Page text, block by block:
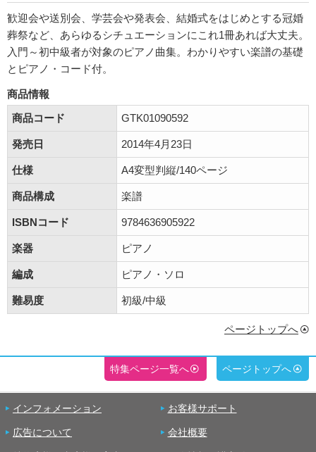
歓迎会や送別会、学芸会や発表会、結婚式をはじめとする冠婚
葬祭など、あらゆるシチュエーションにこれ1冊あれば大丈夫。
入門～初中級者が対象のピアノ曲集。わかりやすい楽譜の基礎
とピアノ・コード付。
商品情報
商品コード
GTK01090592
発売日 2014年4月23日
仕様 A4変型判縦/140ページ
商品構成 楽譜
ISBNコード 9784636905922
楽器 ピアノ
編成 ピアノ・ソロ
難易度 初級/中級
ページトップへ
特集ページ一覧へ ページトップへ
インフォメーション お客様サポート
広告について 会社概要